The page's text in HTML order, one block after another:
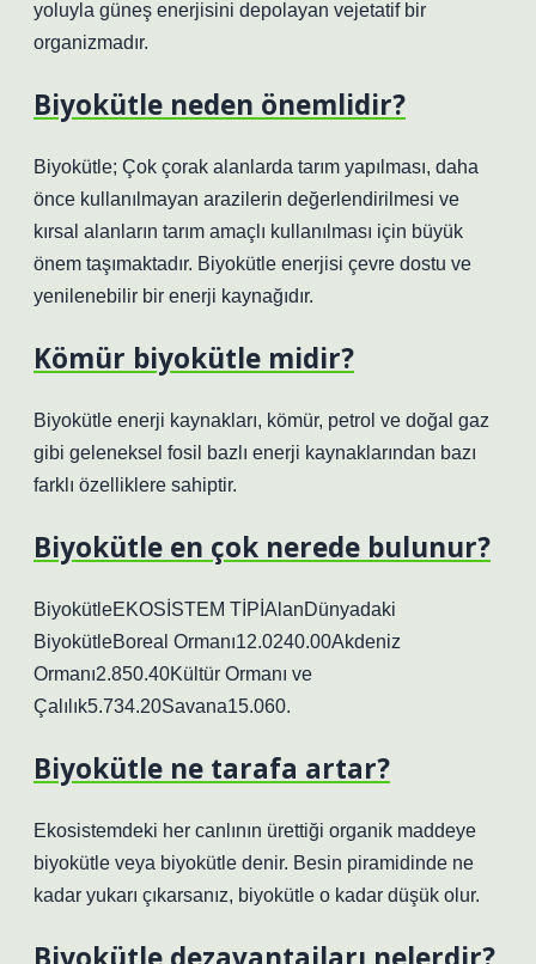
yoluyla güneş enerjisini depolayan vejetatif bir
organizmadır.
Biyokütle neden önemlidir?
Biyokütle; Çok çorak alanlarda tarım yapılması, daha
önce kullanılmayan arazilerin değerlendirilmesi ve
kırsal alanların tarım amaçlı kullanılması için büyük
önem taşımaktadır. Biyokütle enerjisi çevre dostu ve
yenilenebilir bir enerji kaynağıdır.
Kömür biyokütle midir?
Biyokütle enerji kaynakları, kömür, petrol ve doğal gaz
gibi geleneksel fosil bazlı enerji kaynaklarından bazı
farklı özelliklere sahiptir.
Biyokütle en çok nerede bulunur?
BiyokütleEKOSİSTEM TİPİAlanDünyadaki
BiyokütleBoreal Ormanı12.0240.00Akdeniz
Ormanı2.850.40Kültür Ormanı ve
Çalılık5.734.20Savana15.060.
Biyokütle ne tarafa artar?
Ekosistemdeki her canlının ürettiği organik maddeye
biyokütle veya biyokütle denir. Besin piramidinde ne
kadar yukarı çıkarsanız, biyokütle o kadar düşük olur.